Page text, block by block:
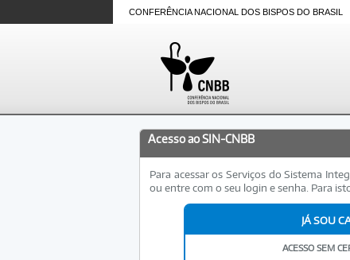
CONFERÊNCIA NACIONAL DOS BISPOS DO BRASIL
Acesso ao SIN-CNBB
Para acessar os Serviços do Sistema
ou entre com o seu login e senha. Para
JÁ SOU
ACESSO SEM